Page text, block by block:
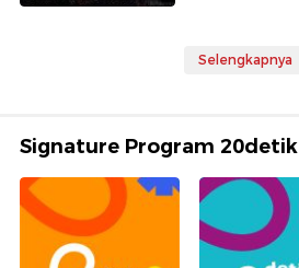
Selengkapnya
Signature Program 20detik